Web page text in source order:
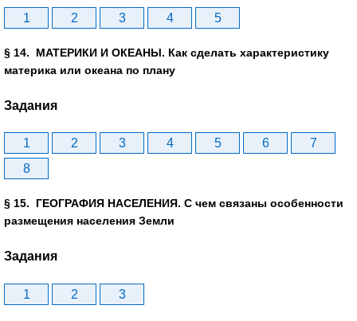
1 2 3 4 5
§ 14. МАТЕРИКИ И ОКЕАНЫ. Как сделать характеристику
материка или океана по плану
Задания
1 2 3 4 5 6
7
8
§ 15. ГЕОГРАФИЯ НАСЕЛЕНИЯ. С чем связаны особенности
размещения населения Земли
Задания
1 2 3